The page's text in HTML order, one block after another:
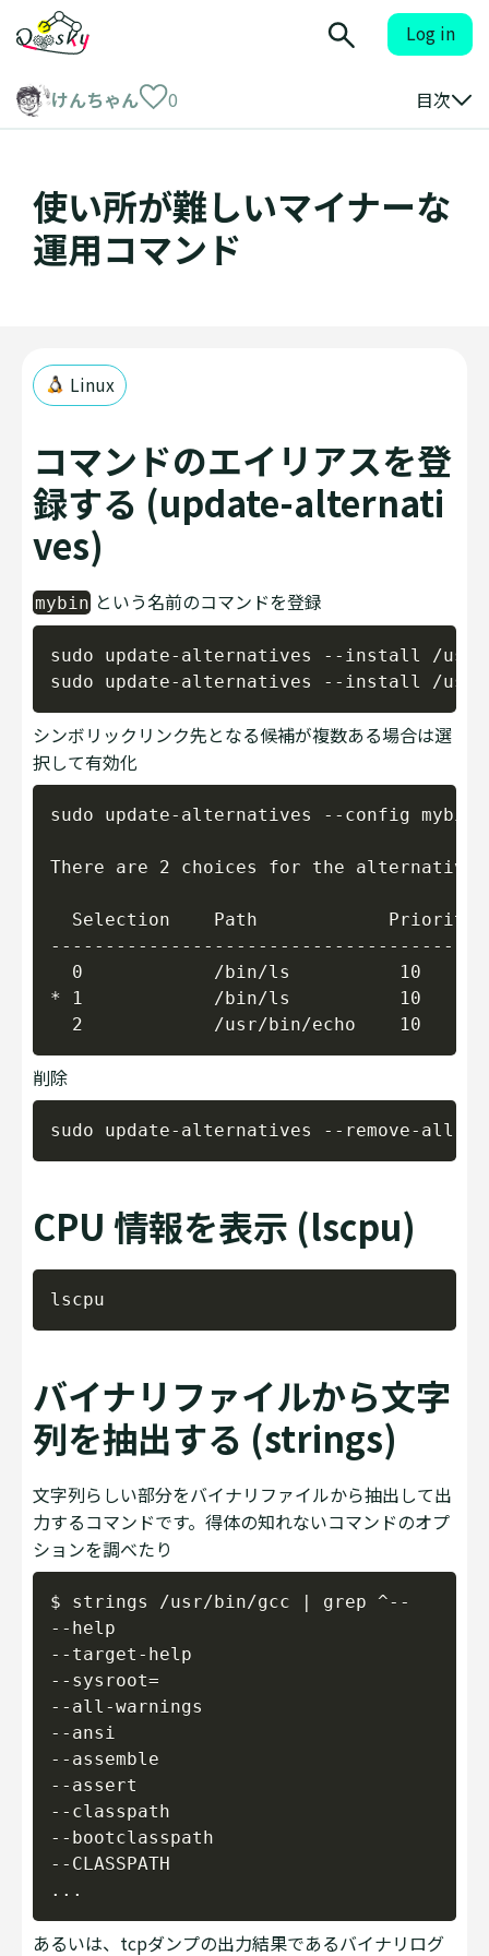
Log in
けんちゃん 0 目次
使い所が難しいマイナーな
運用コマンド
Linux
コマンドのエイリアスを登
録する (update-alternati
ves)
mybin という名前のコマンドを登録
sudo update-alternatives --install /usr/
シンボリックリンク先となる候補が複数ある場合は選
択して有効化
sudo update-alternatives --config mybin
There are 2 choices for the
Selection    Path            Priority
0            /bin/ls          10
* 1            /bin/ls          10
削除
CPU 情報を表示 (lscpu)
バイナリファイルから文字
列を抽出する (strings)
文字列らしい部分をバイナリファイルから抽出して出
力するコマンドです。得体の知れないコマンドのオプ
ションを調べたり
$ strings /usr/bin/gcc | grep ^--
--help
--target-help
--sysroot=
--all-warnings
--ansi
--assemble
--assert
--classpath
--bootclasspath
--CLASSPATH
あるいは、tcpダンプの出力結果であるバイナリログ